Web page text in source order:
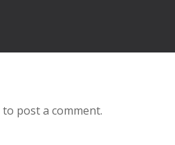
to post a comment.